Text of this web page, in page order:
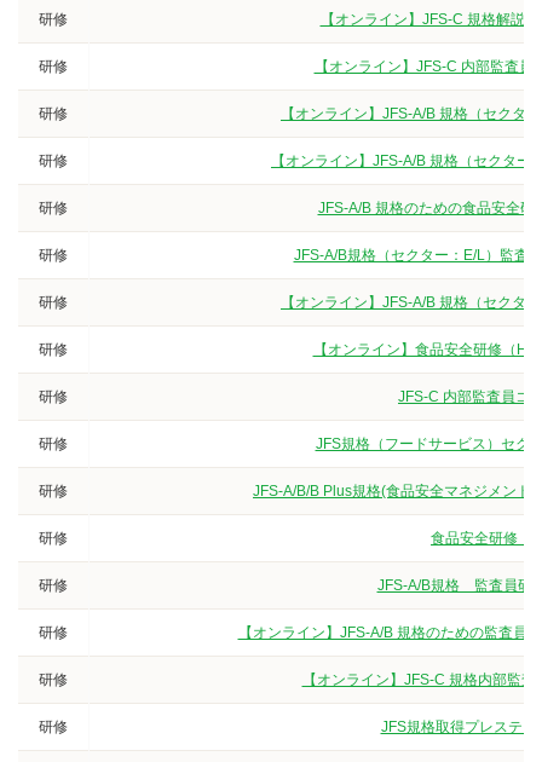
研修 【オンライン】JFS-C 規格解説
研修 【オンライン】JFS-C 内部監査
研修 【オンライン】JFS-A/B 規格（セクタ
研修 【オンライン】JFS-A/B 規格（セクタ
研修 JFS-A/B 規格のための食品安全
研修 JFS-A/B規格（セクター：E/L）監査
研修 【オンライン】JFS-A/B 規格（セクタ
研修 【オンライン】食品安全研修（
研修 JFS-C 内部監査員コ
研修 JFS規格（フードサービス）セク
研修 JFS-A/B/B Plus規格(食品安全マネジメント
研修 食品安全研修（
研修 JFS-A/B規格 監査員研
研修 【オンライン】JFS-A/B 規格のための監査
研修 【オンライン】JFS-C 規格内部監
研修 JFS規格取得プレステ